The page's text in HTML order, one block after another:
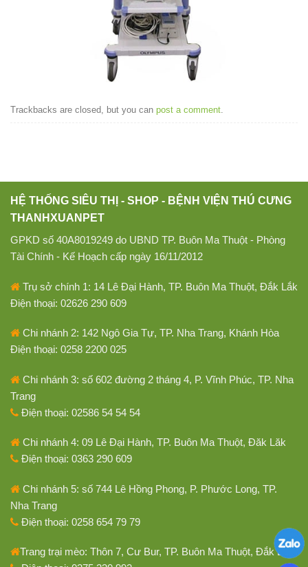
Trackbacks are closed, but you can post a comment.
HỆ THỐNG SIÊU THỊ - SHOP - BỆNH VIỆN THÚ CƯNG
THANHXUANPET
GPKD số 40A8019249 do UBND TP. Buôn Ma Thuột - Phòng
Tài Chính - Kế Hoạch cấp ngày 16/11/2012
Trụ sở chính 1: 14 Lê Đại Hành, TP. Buôn Ma Thuột, Đắk Lắk
Điện thoại: 02626 290 609
Chi nhánh 2: 142 Ngô Gia Tự, TP. Nha Trang, Khánh Hòa
Điện thoại: 0258 2200 025
Chi nhánh 3: số 602 đường 2 tháng 4, P. Vĩnh Phúc, TP. Nha
Trang
Điện thoại: 02586 54 54 54
Chi nhánh 4: 09 Lê Đại Hành, TP. Buôn Ma Thuột, Đăk Lăk
Điện thoại: 0363 290 609
Chi nhánh 5: số 744 Lê Hồng Phong, P. Phước Long, TP.
Nha Trang
Điện thoại: 0258 654 79 79
Trang trại mèo: Thôn 7, Cư Bur, TP. Buôn Ma Thuột, Đắk Lắk